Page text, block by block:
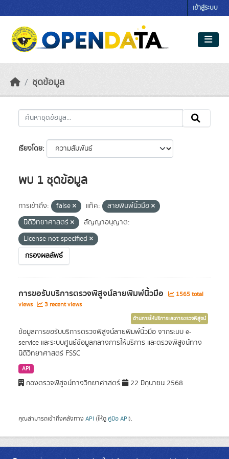
เข้าสู่ระบบ
ชุดข้อมูล
เรียงโดย
พบ 1 ชุดข้อมูล
การเข้าถึง: false แท็ค:
ลายพิมพ์นิ้วมือ
นิติวิทยาศาสตร์
สัญญาอนุญาต:
License not specified
กรองผลลัพธ์
การขอรับบริการตรวจพิสูจน์ลายพิมพ์นิ้วมือ
1565 total
views
3 recent views
ด้านการให้บริการและการตรวจพิสูจน์
ข้อมูลการขอรับบริการตรวจพิสูจน์ลายพิมพ์นิ้วมือ จากระบบ e-
service และระบบศูนย์ข้อมูลกลางการให้บริการ และตรวจพิสูจน์ทาง
นิติวิทยาศาสตร์ FSSC
API
กองตรวจพิสูจน์ทางวิทยาศาสตร์ 22 มิถุนายน 2568
คุณสามารถเข้าถึงคลังทาง API (ให้ดู คู่มือ API).